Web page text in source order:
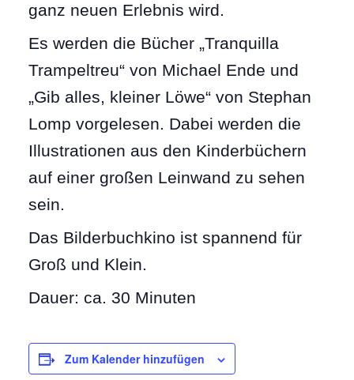
ganz neuen Erlebnis wird.
Es werden die Bücher „Tranquilla
Trampeltreu“ von Michael Ende und
„Gib alles, kleiner Löwe“ von Stephan
Lomp vorgelesen. Dabei werden die
Illustrationen aus den Kinderbüchern
auf einer großen Leinwand zu sehen
sein.
Das Bilderbuchkino ist spannend für
Groß und Klein.
Dauer: ca. 30 Minuten
Zum Kalender hinzufügen